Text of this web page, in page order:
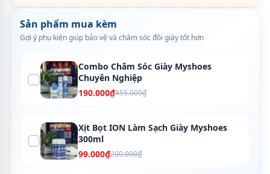
Sản phẩm mua kèm
Gợi ý phụ kiện giúp bảo vệ và chăm sóc đôi giày tốt hơn
Combo Chăm Sóc Giày Myshoes
Chuyên Nghiệp
190.000₫455.000₫
Xịt Bọt ION Làm Sạch Giày Myshoes
300ml
99.000₫200.000₫